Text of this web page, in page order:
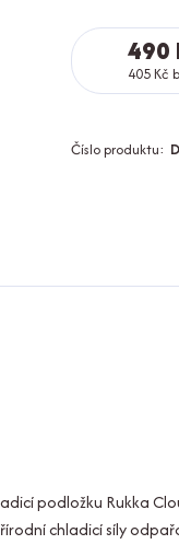
490
405 Kč
Číslo produktu:
podložku Rukka
chladicí síly